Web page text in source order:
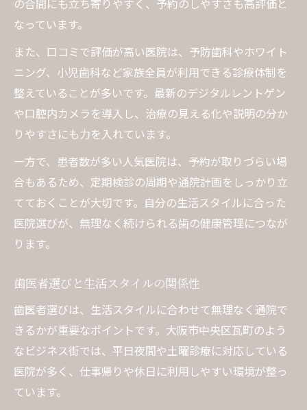
の合間にも立ち寄りやすく、予約のしやすさも高評価と
なっています。
また、口コミで評価が高い医院は、予防歯科やホワイト
ニング、小児歯科など家族全員が利用できる診療体制を
整えていることが多いです。最新のデジタルレントゲン
や口腔内カメラを導入し、治療の見える化や説明の分か
りやすさにも力を入れています。
一方で、患者数が多い人気医院は、予約が取りづらい場
合もあるため、定期検診の周期や通院計画をしっかり立
てておくことが大切です。自分の生活スタイルに合った
医院選びが、無理なく続けられる歯の健康管理につなが
ります。
歯医者選びと生活スタイルの関係性
歯医者選びは、生活スタイルに合わせて無理なく通院で
きるかが重要なポイントです。大阪市中央区瓦町のよう
なビジネス街では、平日夜間や土曜診療に対応している
医院が多く、仕事帰りや休日に利用しやすい環境が整っ
ています。